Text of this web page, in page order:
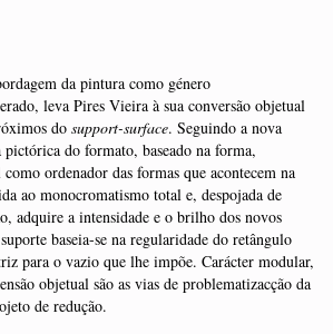
da pintura como género
leva Pires Vieira à sua conversão objetual
do support-surface. Seguindo a nova
do formato, baseado na forma,
ordenador das formas que acontecem na
ao monocromatismo total e, despojada de
adquire a intensidade e o brilho dos novos
baseia-se na regularidade do retângulo
para o vazio que lhe impõe. Carácter modular,
objetual são as vias de problematizacção da
de redução.